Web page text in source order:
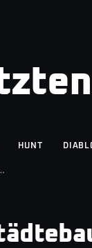
HUNT
STORY